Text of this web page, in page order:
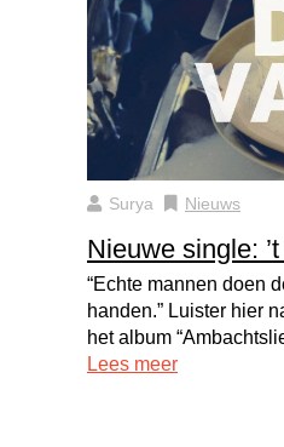
Surya Nieuws
Nieuwe single:
“Echte mannen doen
handen.” Luister hier
het album
Lees meer